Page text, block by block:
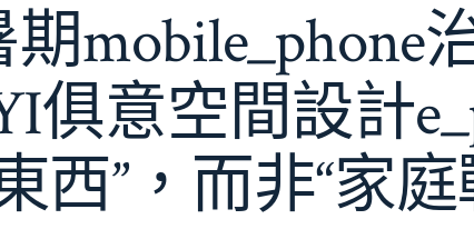
mobile_phone
俱意空間設計
西”，而非“家庭